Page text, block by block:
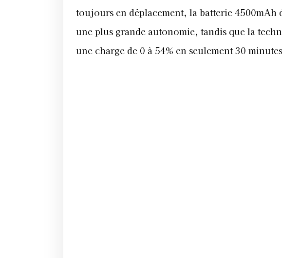
toujours en déplacement, la batterie
une plus grande autonomie, tandis que la
une charge de 0 à 54% en seulement 30